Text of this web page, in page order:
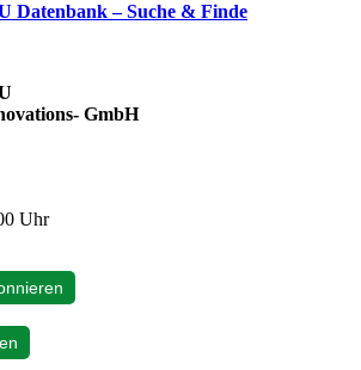
Datenbank – Suche & Finde
GmbH
Uhr